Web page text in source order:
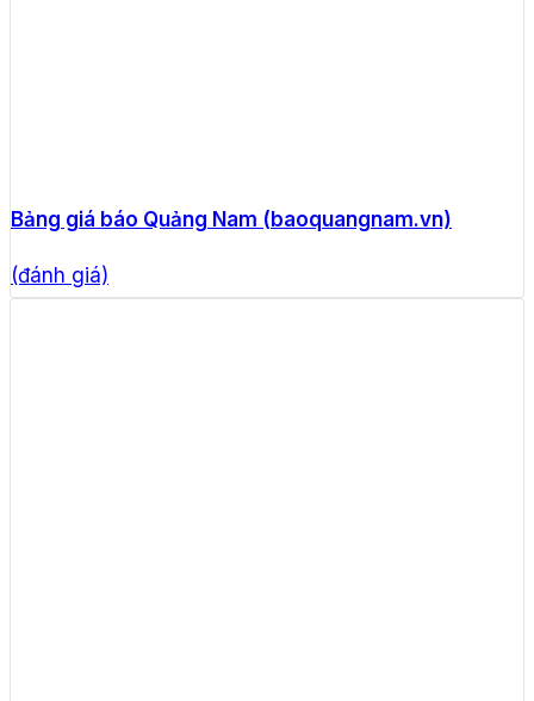
Bảng giá báo Quảng Nam (baoquangnam.vn)
(đánh giá)